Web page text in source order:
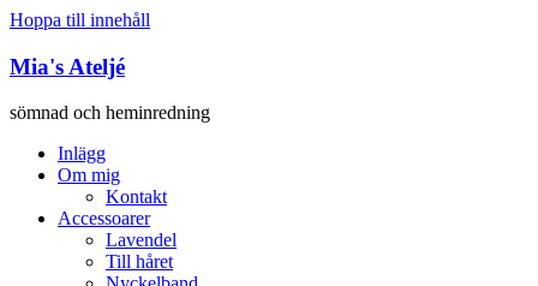
Hoppa till innehåll
Mia's Ateljé
sömnad och heminredning
Inlägg
Om mig
Kontakt
Accessoarer
Lavendel
Till håret